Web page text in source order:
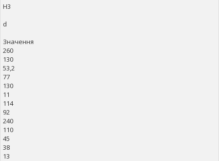
H3
d
Значення
260
130
53,2
77
130
11
114
92
240
110
45
38
13